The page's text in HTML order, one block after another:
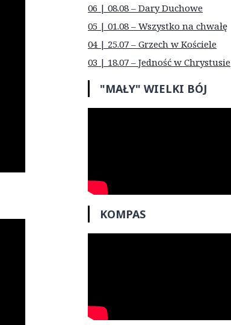
06 | 08.08 – Dary Duchowe
05 | 01.08 – Wszystko na chwałę
04 | 25.07 – Grzech w Kościele
03 | 18.07 – Jedność w Chrystusie
"MAŁY" WIELKI BÓJ
KOMPAS